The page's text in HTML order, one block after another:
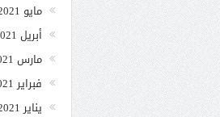
مايو 2021
أبريل 2021
مارس 2021
فبراير 2021
يناير 2021